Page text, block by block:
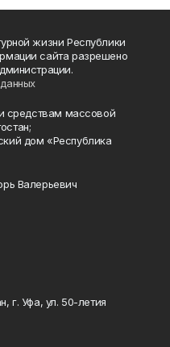
жизни Республики
сайта разрешено
средствам массовой
дом «Республика
Валерьевич
г. Уфа, ул. 50-летия